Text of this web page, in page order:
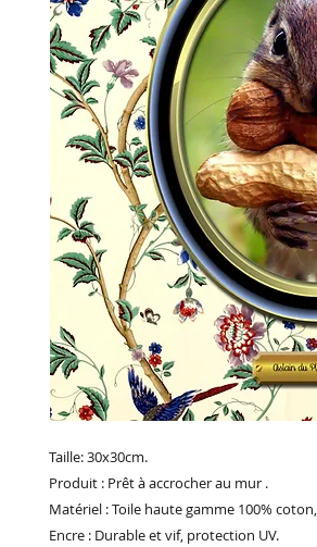
Taille: 30x30cm.
Produit : Prêt à accrocher au mur .
Matériel : Toile haute gamme 100%
Encre : Durable et vif, protection UV.